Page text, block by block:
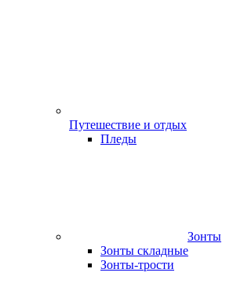
Путешествие и отдых
Пледы
Зонты
Зонты складные
Зонты-трости